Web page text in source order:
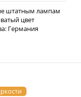
штатным лампам
цвет
Германия